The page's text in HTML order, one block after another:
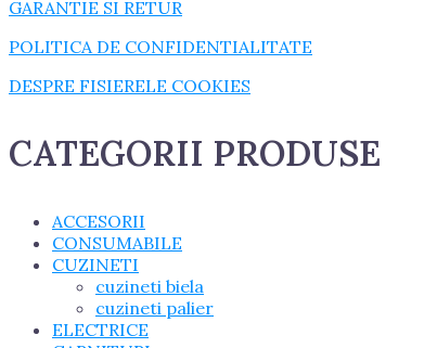
GARANTIE SI RETUR
POLITICA DE CONFIDENTIALITATE
DESPRE FISIERELE COOKIES
CATEGORII PRODUSE
ACCESORII
CONSUMABILE
CUZINETI
cuzineti biela
cuzineti palier
ELECTRICE